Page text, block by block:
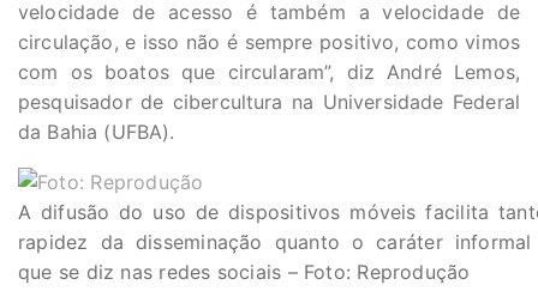
velocidade de acesso é também a velocidade de
circulação, e isso não é sempre positivo, como vimos
com os boatos que circularam”, diz André Lemos,
pesquisador de cibercultura na Universidade Federal
da Bahia (UFBA).
A difusão do uso de dispositivos móveis facilita
rapidez da disseminação quanto o caráter
que se diz nas redes sociais – Foto: Reprodução